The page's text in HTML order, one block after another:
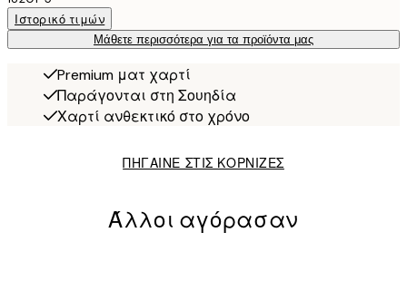
Ιστορικό τιμών
Μάθετε περισσότερα για τα προϊόντα μας
Premium ματ χαρτί
Παράγονται στη Σουηδία
Χαρτί ανθεκτικό στο χρόνο
ΠΗΓΑΙΝΕ ΣΤΙΣ ΚΟΡΝΙΖΕΣ
Άλλοι αγόρασαν